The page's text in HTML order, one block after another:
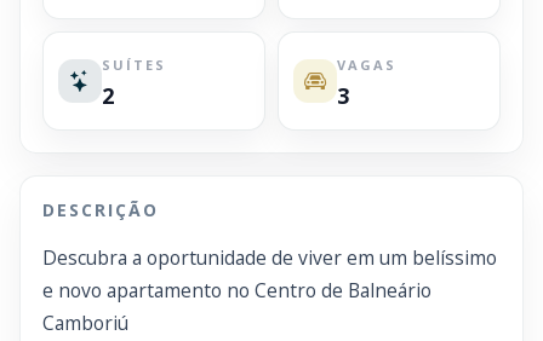
SUÍTES
2
VAGAS
3
DESCRIÇÃO
Descubra a oportunidade de viver em um belíssimo
e novo apartamento no Centro de Balneário
Camboriú